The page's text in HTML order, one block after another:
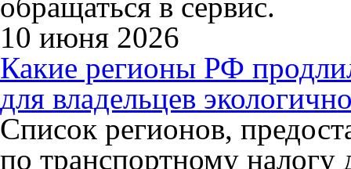
10 июня 2026
Какие регионы РФ
для владельцев
Список регионов,
по транспортному налогу